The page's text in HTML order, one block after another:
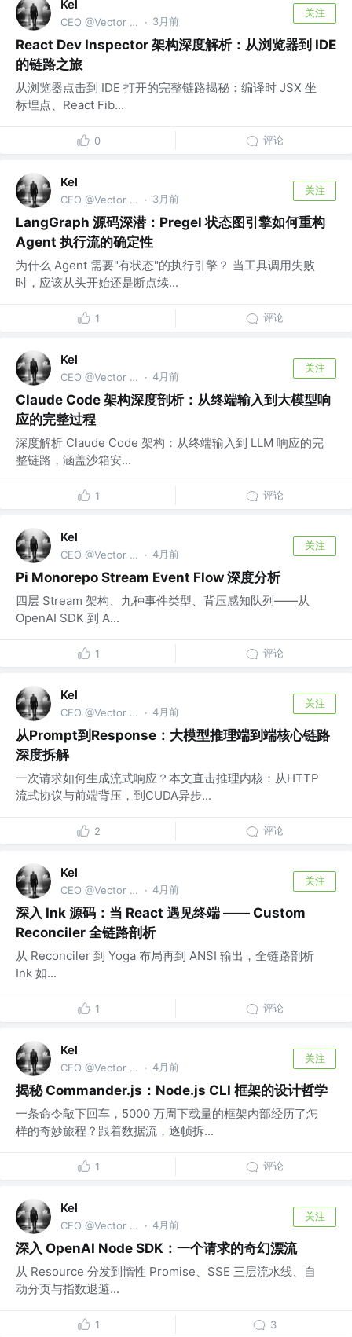
Kel
CEO @Vector Trek · 3月前
关注
React Dev Inspector 架构深度解析：从浏览器到 IDE
的链路之旅
从浏览器点击到 IDE 打开的完整链路揭秘：编译时 JSX 坐
标埋点、React Fib...
0 评论
Kel
CEO @Vector Trek · 3月前
关注
LangGraph 源码深潜：Pregel 状态图引擎如何重构
Agent 执行流的确定性
为什么 Agent 需要"有状态"的执行引擎？ 当工具调用失败
时，应该从头开始还是断点续...
1 评论
Kel
CEO @Vector Trek · 4月前
关注
Claude Code 架构深度剖析：从终端输入到大模型响
应的完整过程
深度解析 Claude Code 架构：从终端输入到 LLM 响应的完
整链路，涵盖沙箱安...
1 评论
Kel
CEO @Vector Trek · 4月前
关注
Pi Monorepo Stream Event Flow 深度分析
四层 Stream 架构、九种事件类型、背压感知队列——从
OpenAI SDK 到 A...
1 评论
Kel
CEO @Vector Trek · 4月前
关注
从Prompt到Response：大模型推理端到端核心链路
深度拆解
一次请求如何生成流式响应？本文直击推理内核：从HTTP
流式协议与前端背压，到CUDA异步...
2 评论
Kel
CEO @Vector Trek · 4月前
关注
深入 Ink 源码：当 React 遇见终端 —— Custom
Reconciler 全链路剖析
从 Reconciler 到 Yoga 布局再到 ANSI 输出，全链路剖析
Ink 如...
1 评论
Kel
CEO @Vector Trek · 4月前
关注
揭秘 Commander.js：Node.js CLI 框架的设计哲学
一条命令敲下回车，5000 万周下载量的框架内部经历了怎
样的奇妙旅程？跟着数据流，逐帧拆...
1 评论
Kel
CEO @Vector Trek · 4月前
关注
深入 OpenAI Node SDK：一个请求的奇幻漂流
从 Resource 分发到惰性 Promise、SSE 三层流水线、自
动分页与指数退避...
1 3